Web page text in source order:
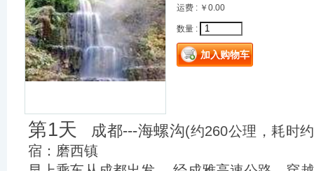
运费 : ￥0.00
数量 :
第1天 成都---海螺沟(约260公理，
宿：磨西镇